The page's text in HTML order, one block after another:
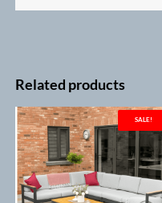
Related products
SALE!